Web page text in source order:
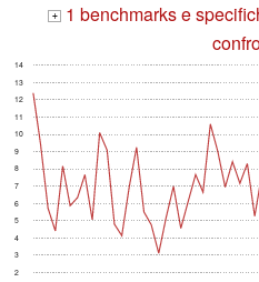
+ 1 benchmarks e
2
3
4
5
6
7
8
9
10
11
12
13
14